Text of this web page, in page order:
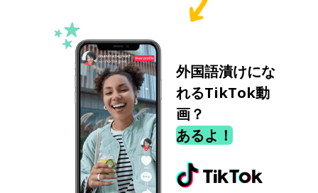
外国語漬けにな
れるTikTok動
画？
あるよ！